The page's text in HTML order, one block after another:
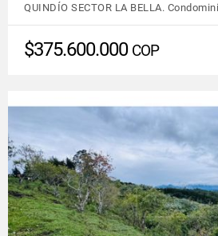
QUINDÍO SECTOR LA BELLA.
$375.600.000 COP
VIEW DETAILS